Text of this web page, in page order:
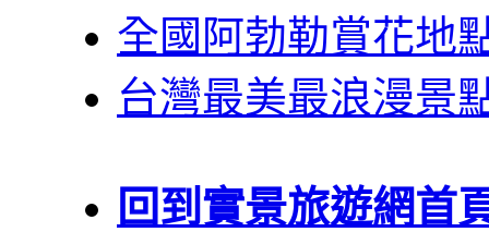
全國阿勃勒賞花地
台灣最美最浪漫景
回到實景旅遊網首